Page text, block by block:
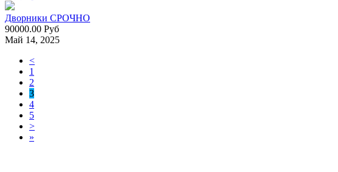
Дворники СРОЧНО
90000.00 Руб
Май 14, 2025
<
1
2
3
4
5
>
»